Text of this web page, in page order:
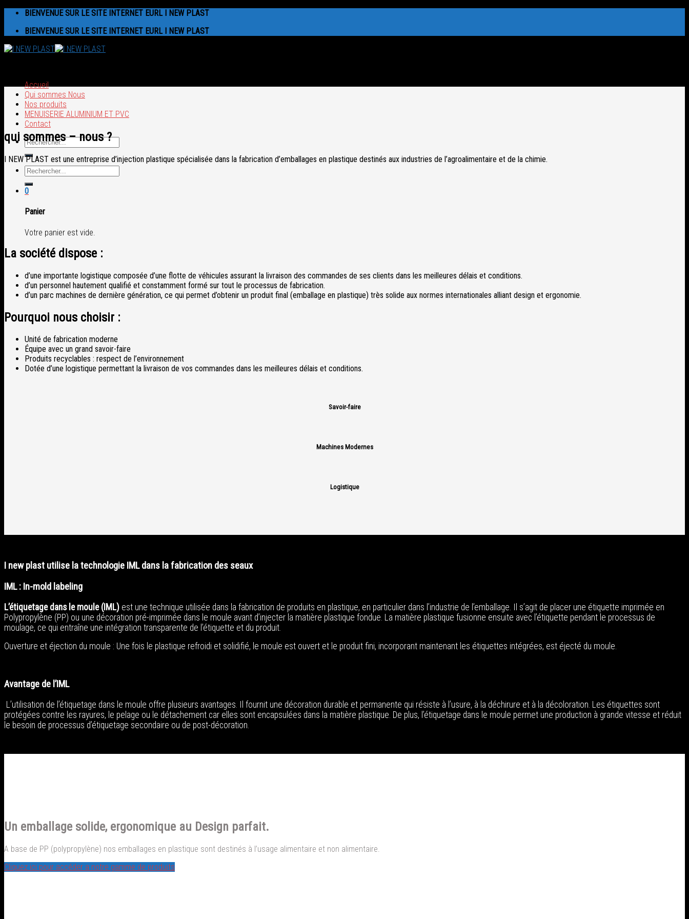
Skip
content
BIENVENUE SUR LE SITE INTERNET EURL I NEW PLAST
BIENVENUE SUR LE SITE INTERNET EURL I NEW PLAST
Accueil
Qui sommes Nous
Nos produits
MENUISERIE ALUMINIUM ET PVC
Contact
Recherche
pour :
Recherche
pour :
0
Panier
Votre panier est vide.
qui sommes – nous ?
I NEW PLAST est une entreprise d’injection plastique spécialisée dans la fabrication d’emballages en plastique destinés aux industries de l’agroalimentaire et de la chimie.
La société dispose :
d’une importante logistique composée d’une flotte de véhicules assurant la livraison des commandes de ses clients dans les meilleures délais et conditions.
d’un personnel hautement qualifié et constamment formé sur tout le processus de fabrication.
d’un parc machines de dernière génération, ce qui permet d’obtenir un produit final (emballage en plastique) très solide aux normes internationales alliant design et ergonomie.
Pourquoi nous choisir :
Unité de fabrication moderne
Équipe avec un grand savoir-faire
Produits recyclables : respect de l’environnement
Dotée d’une logistique permettant la livraison de vos commandes dans les meilleures délais et conditions.
Savoir-faire
Machines Modernes
Logistique
I new plast utilise la technologie IML dans la fabrication des seaux
IML : In-mold labeling
L’étiquetage dans le moule (IML) est une technique utilisée dans la fabrication de produits en plastique, en particulier dans l’industrie de l’emballage. Il s’agit de placer une étiquette imprimée en
Polypropylène (PP) ou une décoration pré-imprimée dans le moule avant d’injecter la matière plastique fondue. La matière plastique fusionne ensuite avec l’étiquette pendant le processus de
moulage, ce qui entraîne une intégration transparente de l’étiquette et du produit.
Ouverture et éjection du moule : Une fois le plastique refroidi et solidifié, le moule est ouvert et le produit fini, incorporant maintenant les étiquettes intégrées, est éjecté du moule.
Avantage de l’IML
L’utilisation de l’étiquetage dans le moule offre plusieurs avantages. Il fournit une décoration durable et permanente qui résiste à l’usure, à la déchirure et à la décoloration. Les étiquettes sont
protégées contre les rayures, le pelage ou le détachement car elles sont encapsulées dans la matière plastique. De plus, l’étiquetage dans le moule permet une production à grande vitesse et réduit
le besoin de processus d’étiquetage secondaire ou de post-décoration.
Un emballage solide, ergonomique au Design parfait.
A base de PP (polypropylène) nos emballages en plastique sont destinés à l’usage alimentaire et non alimentaire.
Cliquez ici pour accéder a notre gamme de produits